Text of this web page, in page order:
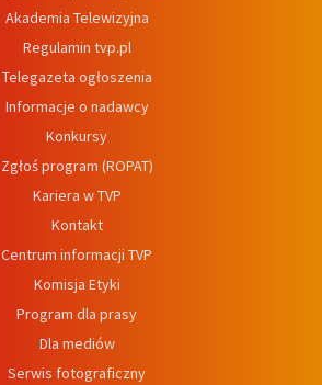
Akademia Telewizyjna
Regulamin tvp.pl
Telegazeta ogłoszenia
Informacje o nadawcy
Konkursy
Zgłoś program (ROPAT)
Kariera w TVP
Kontakt
Centrum informacji TVP
Komisja Etyki
Program dla prasy
Dla mediów
Serwis fotograficzny